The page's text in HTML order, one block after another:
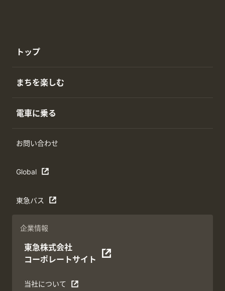
トップ
まちを楽しむ
電車に乗る
お問い合わせ
Global
東急バス
企業情報
東急株式会社
コーポレートサイト
当社について